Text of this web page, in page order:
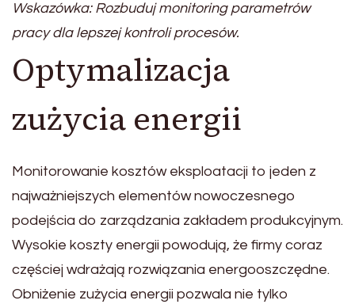
Wskazówka: Rozbuduj monitoring parametrów
pracy dla lepszej kontroli procesów.
Optymalizacja
zużycia energii
Monitorowanie kosztów eksploatacji to jeden z
najważniejszych elementów nowoczesnego
podejścia do zarządzania zakładem produkcyjnym.
Wysokie koszty energii powodują, że firmy coraz
częściej wdrażają rozwiązania energooszczędne.
Obniżenie zużycia energii pozwala nie tylko